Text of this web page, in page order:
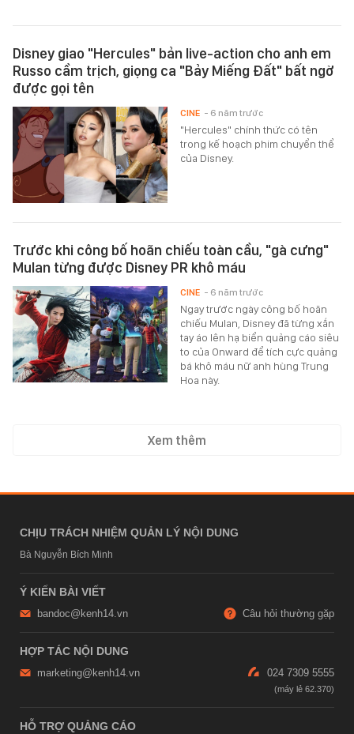
Disney giao "Hercules" bản live-action cho anh em
Russo cầm trịch, giọng ca "Bảy Miếng Đất" bất ngờ
được gọi tên
"Hercules" chính thức có tên
trong kế hoạch phim chuyển thể
của Disney.
CINE - 6 năm trước
Trước khi công bố hoãn chiếu toàn cầu, "gà cưng"
Mulan từng được Disney PR khô máu
Ngay trước ngày công bố hoãn
chiếu Mulan, Disney đã từng xắn
tay áo lên hạ biển quảng cáo siêu
to của Onward để tích cực quảng
bá khô máu nữ anh hùng Trung
Hoa này.
CINE - 6 năm trước
Xem thêm
CHỊU TRÁCH NHIỆM QUẢN LÝ NỘI DUNG
Bà Nguyễn Bích Minh
Ý KIẾN BÀI VIẾT
bandoc@kenh14.vn Câu hỏi thường gặp
HỢP TÁC NỘI DUNG
marketing@kenh14.vn 024 7309 5555
HỖ TRỢ QUẢNG CÁO